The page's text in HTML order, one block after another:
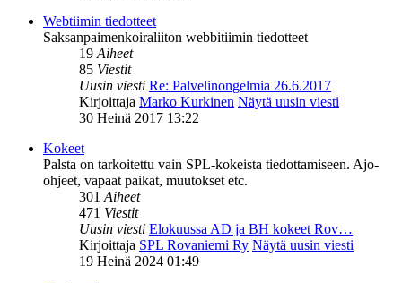
Webtiimin tiedotteet
Saksanpaimenkoiraliiton webbitiimin tiedotteet
19Aiheet
85 Viestit
Uusin viesti Re: Palvelinongelmia 26.6.2017
Kirjoittaja Marko Kurkinen Näytä uusin viesti
30 Heinä 2017 13:22
Kokeet
Palsta on tarkoitettu vain SPL-kokeista tiedottamiseen. Ajo-
ohjeet, vapaat paikat, muutokset etc.
301Aiheet
471 Viestit
Uusin viesti Elokuussa AD ja BH kokeet Rov…
Kirjoittaja SPL Rovaniemi Ry Näytä uusin viesti
19 Heinä 2024 01:49